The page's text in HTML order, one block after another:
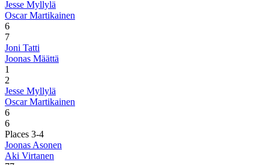
Jesse Myllylä
Oscar Martikainen
6
7
Joni Tatti
Joonas Määttä
1
2
Jesse Myllylä
Oscar Martikainen
6
6
Places 3-4
Joonas Asonen
Aki Virtanen